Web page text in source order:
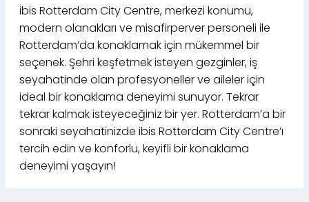
ibis Rotterdam City Centre, merkezi konumu,
modern olanakları ve misafirperver personeli ile
Rotterdam’da konaklamak için mükemmel bir
seçenek. Şehri keşfetmek isteyen gezginler, iş
seyahatinde olan profesyoneller ve aileler için
ideal bir konaklama deneyimi sunuyor. Tekrar
tekrar kalmak isteyeceğiniz bir yer. Rotterdam’a bir
sonraki seyahatinizde ibis Rotterdam City Centre’ı
tercih edin ve konforlu, keyifli bir konaklama
deneyimi yaşayın!